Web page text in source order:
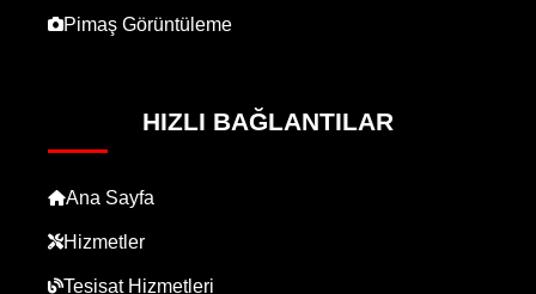
Pimaş Görüntüleme
HIZLI BAĞLANTILAR
Ana Sayfa
Hizmetler
Tesisat Hizmetleri